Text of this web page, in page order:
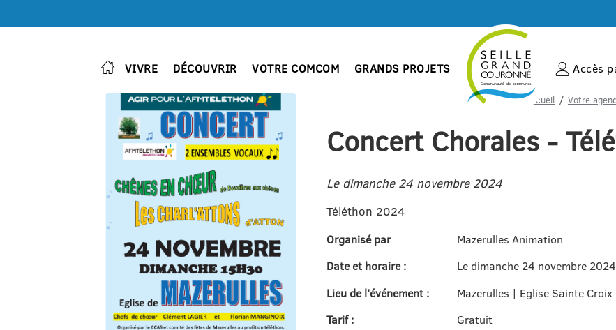
VIVRE DÉCOUVRIR VOTRE COMCOM GRANDS PROJETS Accès
Accueil Votre
Concert Chorales -
Le dimanche 24 novembre 2024
Téléthon 2024
Organisé par
Mazerulles Animation
Date et horaire :
Le dimanche 24 novembre
Lieu de l'événement :
Mazerulles | Eglise Sainte Croix
Tarif :
Gratuit